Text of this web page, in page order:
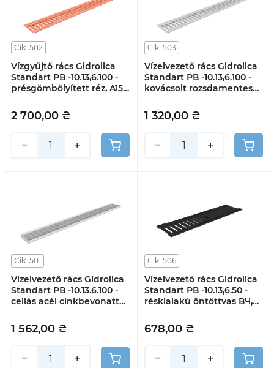
Cik. 502
Vízgyűjtő rács Gidrolica
Standart РВ -10.13,6.100 -
présgömbölyített réz, A15
2 700,00 ₴
− +
Cik. 503
Vízelvezető rács Gidrolica
Standart РВ -10.13,6.100 -
kovácsolt rozsdamentes
1 320,00 ₴
− +
Cik. 501
Vízelvezető rács Gidrolica
Standart РВ -10.13.6.100 -
cellás acél cinkbevonattal,
1 562,00 ₴
− +
Cik. 506
Vízelvezető rács Gidrolica
Standart РВ -10.13,6.50 -
réskialakú öntöttvas ВЧ,
678,00 ₴
− +